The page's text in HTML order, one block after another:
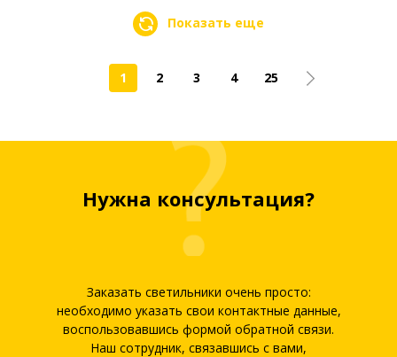
Показать еще
1 2 3 4 25
Нужна консультация?
Заказать светильники очень просто:
необходимо указать свои контактные данные,
воспользовавшись формой обратной связи.
Наш сотрудник, связавшись с вами,